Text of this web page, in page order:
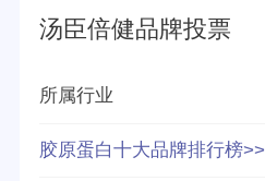
中国农业500强企
业排名
2020年胡润品牌
汤臣倍健品牌投票
所属行业
胶原蛋白十大品牌排行榜>>